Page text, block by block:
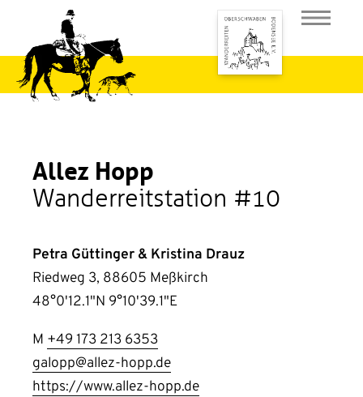
Allez Hopp
Wanderreitstation #10
Petra Güttinger & Kristina Drauz
Riedweg 3, 88605 Meßkirch
48°0'12.1"N 9°10'39.1"E
M +49 173 213 6353
galopp@allez-hopp.de
https://www.allez-hopp.de